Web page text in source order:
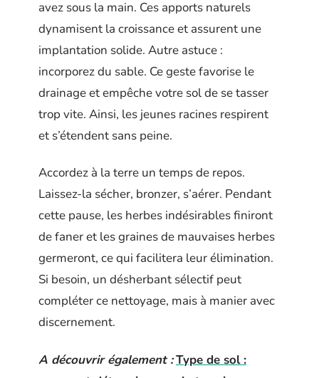
avez sous la main. Ces apports naturels
dynamisent la croissance et assurent une
implantation solide. Autre astuce :
incorporez du sable. Ce geste favorise le
drainage et empêche votre sol de se tasser
trop vite. Ainsi, les jeunes racines respirent
et s’étendent sans peine.
Accordez à la terre un temps de repos.
Laissez-la sécher, bronzer, s’aérer. Pendant
cette pause, les herbes indésirables finiront
de faner et les graines de mauvaises herbes
germeront, ce qui facilitera leur élimination.
Si besoin, un désherbant sélectif peut
compléter ce nettoyage, mais à manier avec
discernement.
A découvrir également :Type de sol :